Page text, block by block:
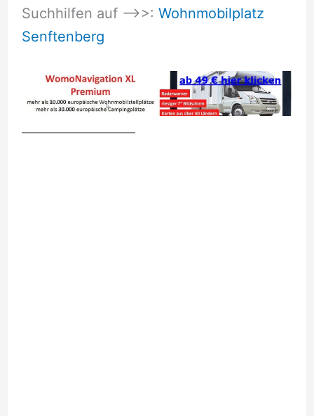
Suchhilfen auf –>>: Wohnmobilplatz
Senftenberg